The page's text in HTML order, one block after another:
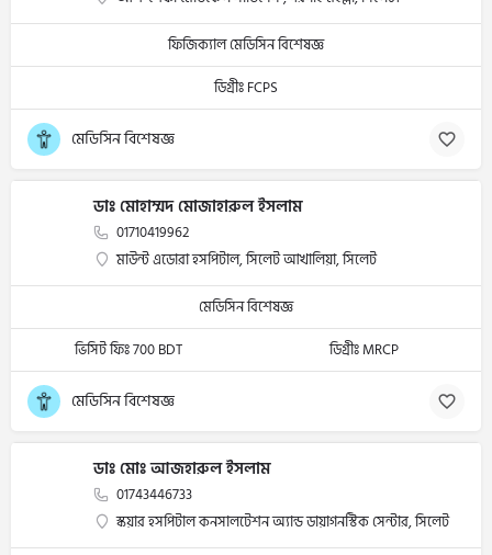
ফিজিক্যাল মেডিসিন বিশেষজ্ঞ
ডিগ্রীঃ FCPS
মেডিসিন বিশেষজ্ঞ
ডাঃ মোহাম্মদ মোজাহারুল ইসলাম
01710419962
মাউন্ট এডোরা হসপিটাল, সিলেট আখালিয়া, সিলেট
মেডিসিন বিশেষজ্ঞ
ভিসিট ফিঃ 700 BDT
ডিগ্রীঃ MRCP
মেডিসিন বিশেষজ্ঞ
ডাঃ মোঃ আজহারুল ইসলাম
01743446733
স্কয়ার হসপিটাল কনসালটেশন অ্যান্ড ডায়াগনস্টিক সেন্টার, সিলেট